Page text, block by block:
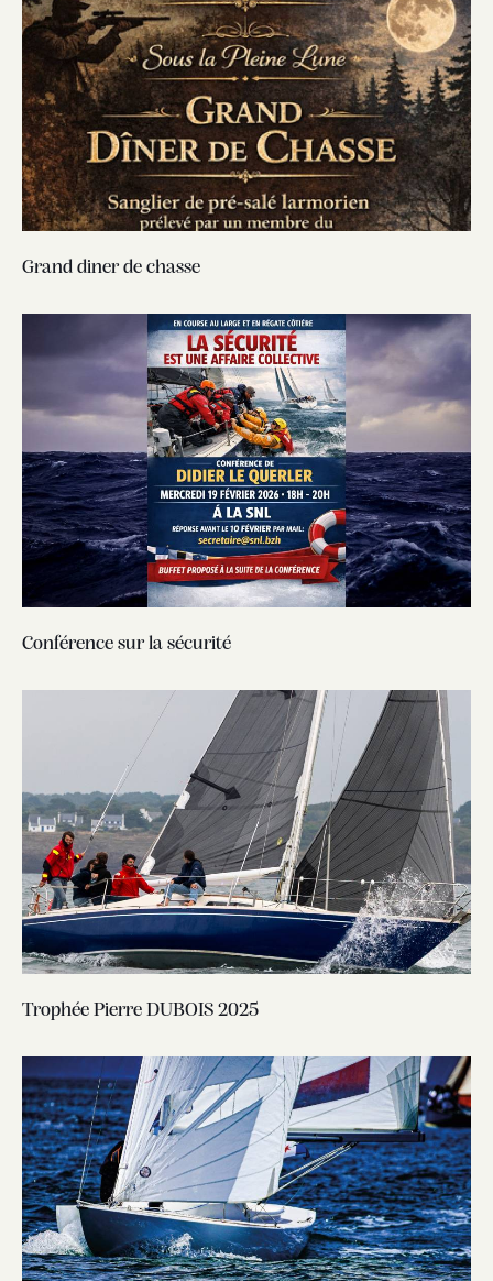
Grand diner de chasse
Conférence sur la sécurité
Trophée Pierre DUBOIS 2025